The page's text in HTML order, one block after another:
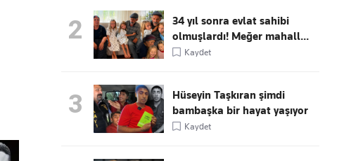
2
34 yıl sonra evlat sahibi
olmuşlardı! Meğer mahall...
Kaydet
3
Hüseyin Taşkıran şimdi
bambaşka bir hayat yaşıyor
Kaydet